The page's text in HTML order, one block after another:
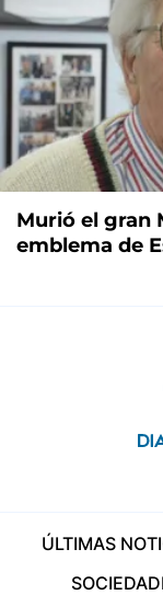
Murió el gran
emblema de
ÚLTIMAS
SOCIEDAD